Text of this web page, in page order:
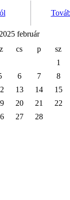
2025 február
cs p
sz
1
6 7
8
13 14
15
20 21
22
27 28